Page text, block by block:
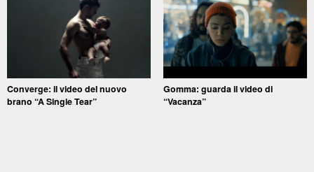
Converge: il video del nuovo
brano “A Single Tear”
Gomma: guarda il video di
“Vacanza”